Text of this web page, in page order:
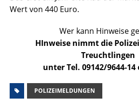
Wert von 440 Euro.
Wer kann Hinweise
HInweise nimmt die
Treuchtlingen
unter Tel. 09142/9644-14
POLIZEIMELDUNGEN